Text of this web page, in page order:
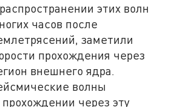
этих волн
часов после
заметили
прохождения через
внешнего ядра.
волны
через эту